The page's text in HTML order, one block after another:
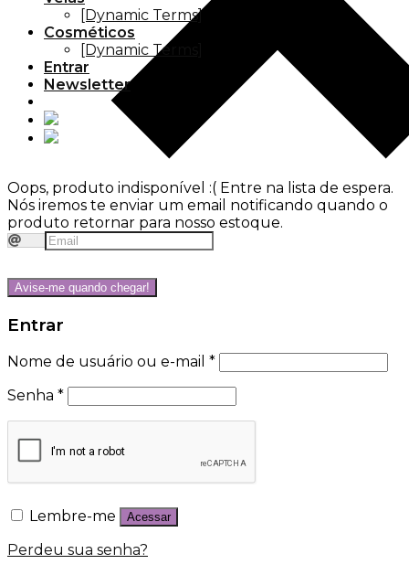
[Dynamic Terms]
Cosméticos
[Dynamic Terms]
Entrar
Newsletter
Oops, produto indisponível :( Entre na lista de espera.
Nós iremos te enviar um email notificando quando o
produto retornar para nosso estoque.
Avise-me quando chegar!
Entrar
Nome de usuário ou e-mail *
Senha *
Lembre-me Acessar
Perdeu sua senha?